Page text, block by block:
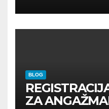
BLOG
ZA